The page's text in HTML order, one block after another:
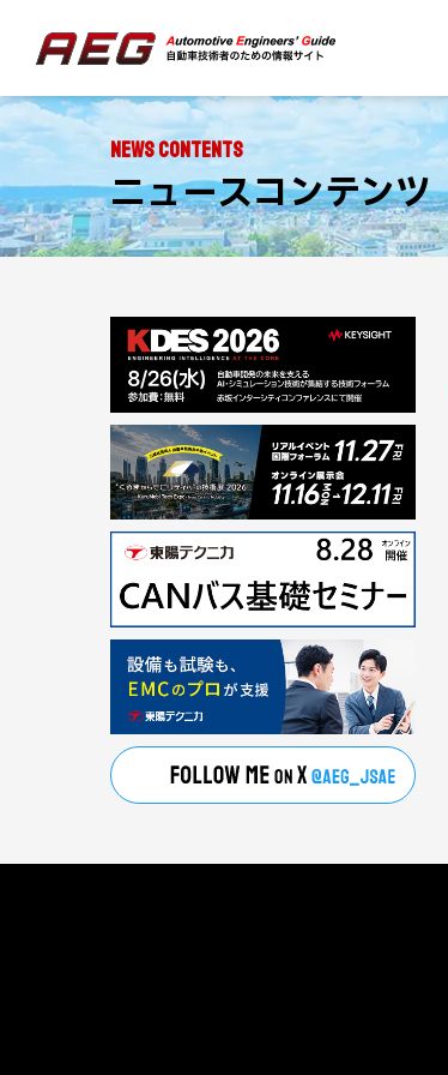
NEWS CONTENTS
ニュースコンテンツ